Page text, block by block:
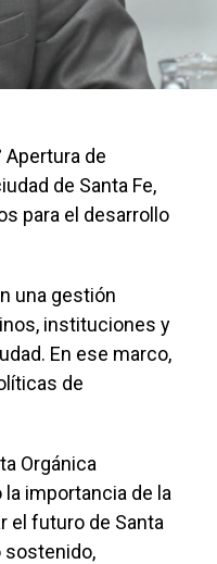
Apertura de
de Santa Fe,
para el desarrollo
una gestión
instituciones y
En ese marco,
de
Orgánica
importancia de la
el futuro de Santa
sostenido,